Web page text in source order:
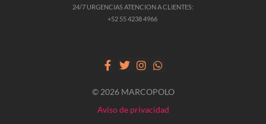
24/7 URGENCIAS ATENCION A CLIENTES:
+52 55 4238 4966
© 2026 MARCOPOLO
Aviso de privacidad